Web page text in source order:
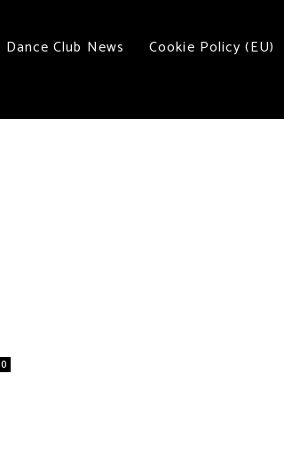
Dance Club News Cookie Policy (EU)
0